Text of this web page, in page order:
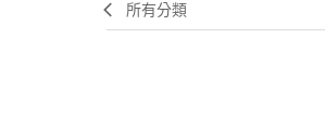
所有分類